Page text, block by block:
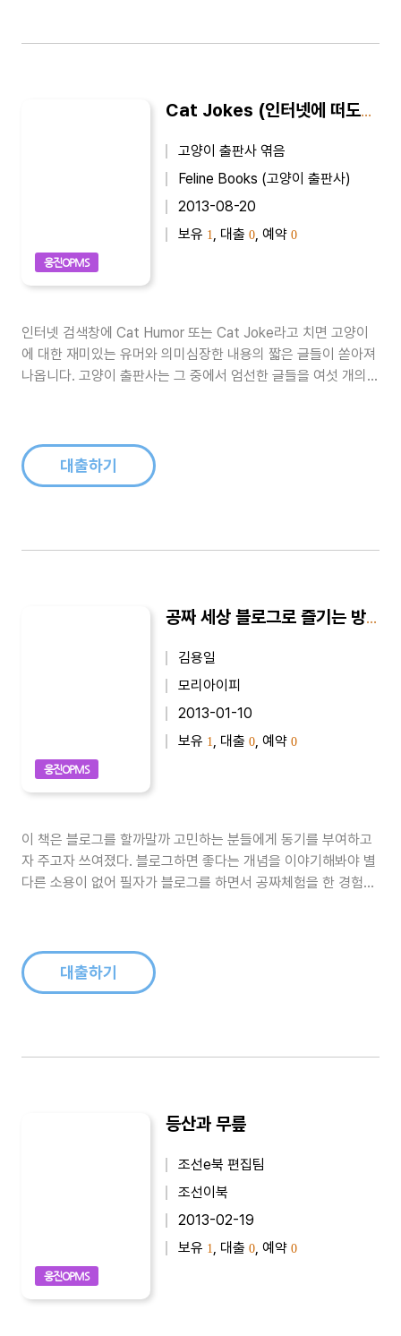
웅진OPMS
Cat Jokes (인터넷에 떠도는 고양이 유머)
고양이 출판사 엮음
Feline Books (고양이 출판사)
2013-08-20
보유 1 , 대출 0 , 예약 0
인터넷 검색창에 Cat Humor 또는 Cat Joke라고 치면 고양이
에 대한 재미있는 유머와 의미심장한 내용의 짧은 글들이 쏟아져
나옵니다. 고양이 출판사는 그 중에서 엄선한 글들을 여섯 개의
대출하기
웅진OPMS
공짜 세상 블로그로 즐기는 방법
김용일
모리아이피
2013-01-10
보유 1 , 대출 0 , 예약 0
이 책은 블로그를 할까말까 고민하는 분들에게 동기를 부여하고
자 주고자 쓰여졌다. 블로그하면 좋다는 개념을 이야기해봐야 별
다른 소용이 없어 필자가 블로그를 하면서 공짜체험을 한 경험담
대출하기
웅진OPMS
등산과 무릎
조선e북 편집팀
조선이북
2013-02-19
보유 1 , 대출 0 , 예약 0